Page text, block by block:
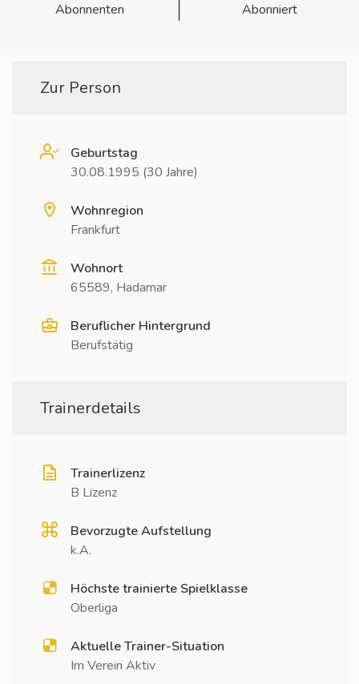
Abonnenten
Abonniert
Zur Person
Geburtstag
30.08.1995 (30 Jahre)
Wohnregion
Frankfurt
Wohnort
65589, Hadamar
Beruflicher Hintergrund
Berufstätig
Trainerdetails
Trainerlizenz
B Lizenz
Bevorzugte Aufstellung
k.A.
Höchste trainierte Spielklasse
Oberliga
Aktuelle Trainer-Situation
Im Verein Aktiv